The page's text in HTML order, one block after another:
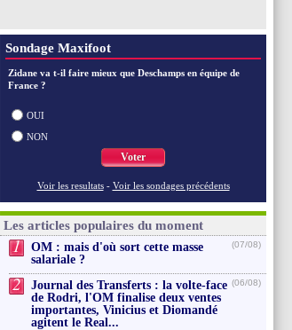
Sondage Maxifoot
Zidane va t-il faire mieux que Deschamps en équipe de
France ?
OUI
NON
Voter
Voir les resultats - Voir les sondages précédents
Les articles populaires du moment
1
OM : mais d'où sort cette masse
salariale ?
(07/08)
2
Journal des Transferts : la volte-face
de Rodri, l'OM finalise deux ventes
importantes, Vinicius et Diomandé
agitent le Real...
(06/08)